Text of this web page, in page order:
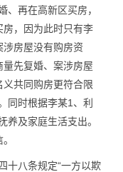
、再在高新区买房，
，因为此时只有李
房屋没有购房资
先复婚、案涉房屋
共同购房更符合限
同时根据李某1、利
养及家庭生活支出。
十八条规定“一方以欺